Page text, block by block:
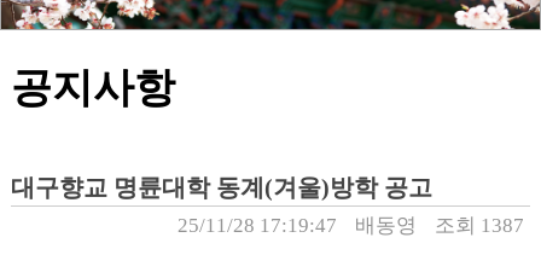
공지사항
대구향교 명륜대학 동계(겨울)방학 공고
25/11/28 17:19:47 배동영 조회 1387